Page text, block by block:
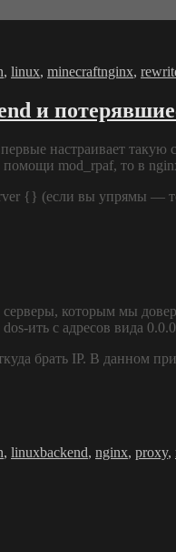
, linux, minecraftnginx,
и
настраивает такую
mod_rpaf, то в
{} (если вы упрямы —
которым мы
ить с адресов вида
брать IP. В данном
, linuxbackend, nginx, proxy,